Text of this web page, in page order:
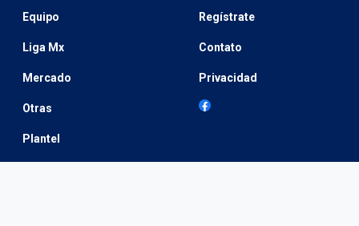
Equipo
Liga Mx
Mercado
Otras
Plantel
Regístrate
Contato
Privacidad